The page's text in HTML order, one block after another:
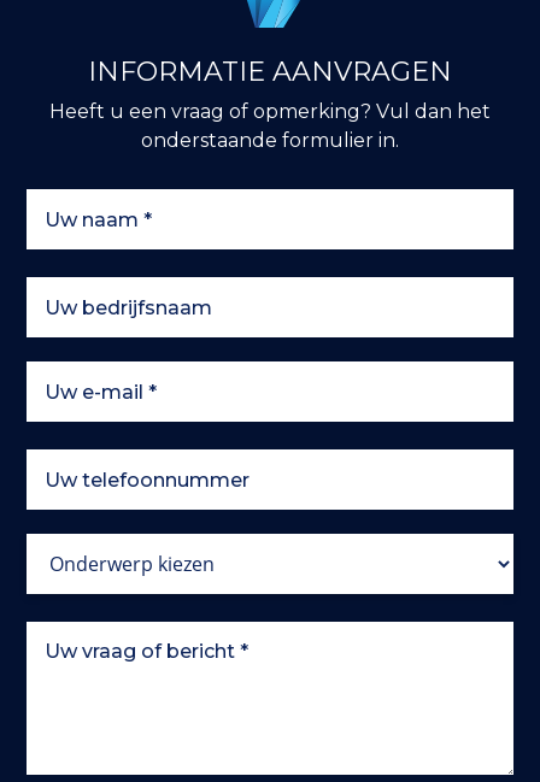
INFORMATIE AANVRAGEN
Heeft u een vraag of opmerking? Vul dan het
onderstaande formulier in.